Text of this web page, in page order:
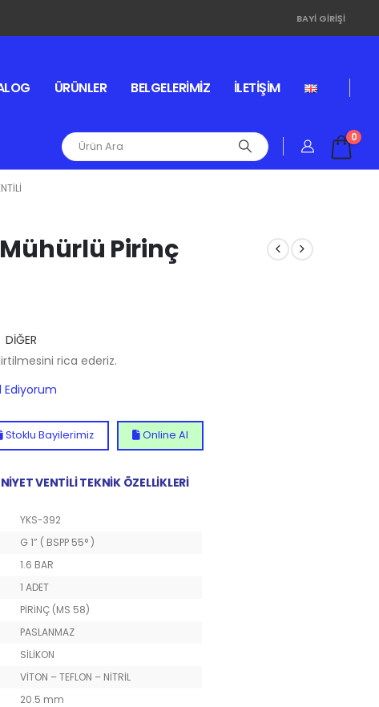
BAYI GIRIŞI
ÜRÜNLER BELGELERIMIZ İLETIŞIM
0
Mühürlü Pirinç
DİĞER
rica ederiz.
Ediyorum
Stoklu Bayilerimiz Online Al
VENTİLİ TEKNİK ÖZELLİKLERİ
YKS-392
G 1” ( BSPP 55° )
1.6 BAR
1 ADET
PİRİNÇ (MS 58)
PASLANMAZ
SİLİKON
VİTON – TEFLON – NİTRİL
20.5 mm